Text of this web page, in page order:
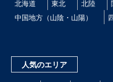
北海道 東北 北陸
中国地方（山陰・山陽）
人気のエリア